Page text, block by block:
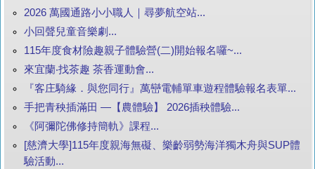
2026 萬國通路小小職人｜尋夢航空站...
小回聲兒童音樂劇...
115年度食材險趣親子體驗營(二)開始報名囉~...
來宜蘭‧找茶趣 茶香運動會...
『客庄騎緣．與您同行』萬巒電輔單車遊程體驗報名表單...
手把青秧插滿田 —【農體驗】 2026插秧體驗...
《阿彌陀佛修持簡軌》課程...
[慈濟大學]115年度親海無礙、樂齡弱勢海洋獨木舟與SUP體
驗活動...